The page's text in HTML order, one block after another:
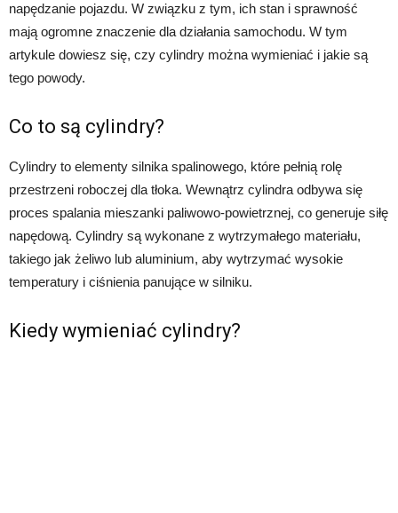
napędzanie pojazdu. W związku z tym, ich stan i sprawność
mają ogromne znaczenie dla działania samochodu. W tym
artykule dowiesz się, czy cylindry można wymieniać i jakie są
tego powody.
Co to są cylindry?
Cylindry to elementy silnika spalinowego, które pełnią rolę
przestrzeni roboczej dla tłoka. Wewnątrz cylindra odbywa się
proces spalania mieszanki paliwowo-powietrznej, co generuje siłę
napędową. Cylindry są wykonane z wytrzymałego materiału,
takiego jak żeliwo lub aluminium, aby wytrzymać wysokie
temperatury i ciśnienia panujące w silniku.
Kiedy wymieniać cylindry?